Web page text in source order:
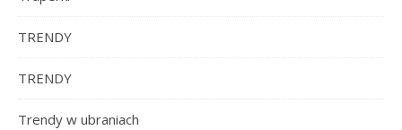
TRENDY
TRENDY
Trendy w ubraniach